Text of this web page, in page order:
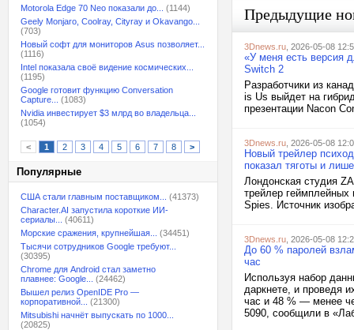
Motorola Edge 70 Neo показали до...
(1144)
Geely Monjaro, Coolray, Cityray и Okavango...
(703)
Новый софт для мониторов Asus позволяет...
(1116)
Intel показала своё видение космических...
(1195)
Google готовит функцию Conversation
Capture...
(1083)
Nvidia инвестирует $3 млрд во владельца...
(1054)
< 1 2 3 4 5 6 7 8 >
Популярные
США стали главным поставщиком...
(41373)
Character.AI запустила короткие ИИ-
сериалы...
(40611)
Морские сражения, крупнейшая...
(34451)
Тысячи сотрудников Google требуют...
(30395)
Chrome для Android стал заметно
плавнее: Google...
(24462)
Вышел релиз OpenIDE Pro —
корпоративной...
(21300)
Mitsubishi начнёт выпускать по 1000...
(20825)
Предыдущие
3Dnews.ru , 2026-05-08
«У меня есть версия
Switch 2
Разработчики из
is Us выйдет на
презентации Nacon
3Dnews.ru , 2026-05-08
Новый трейлер
показал тяготы и
Лондонская студия
трейлер геймплейных
Spies. Источник
3Dnews.ru , 2026-05-08
До 60 % паролей
час
Используя набор
даркнете, и проведя
час и 48 % — менее
5090, сообщили в